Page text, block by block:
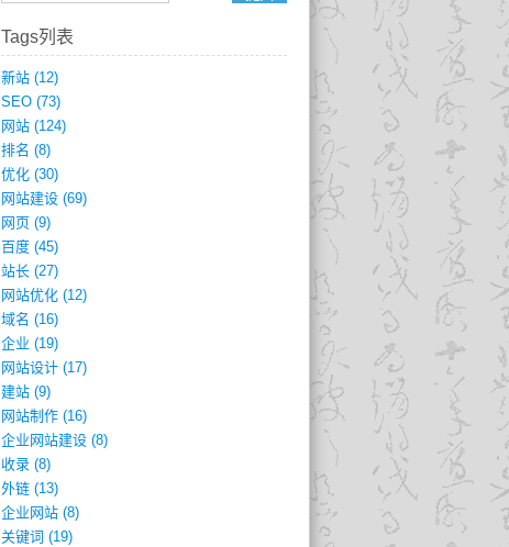
Tags列表
新站 (12)
SEO (73)
网站 (124)
排名 (8)
优化 (30)
网站建设 (69)
网页 (9)
百度 (45)
站长 (27)
网站优化 (12)
域名 (16)
企业 (19)
网站设计 (17)
建站 (9)
网站制作 (16)
企业网站建设 (8)
收录 (8)
外链 (13)
企业网站 (8)
关键词 (19)